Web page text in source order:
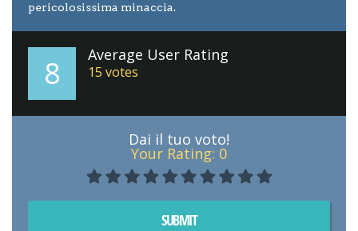
pericolosissima minaccia.
8 Average User Rating
15 votes
Dai il tuo voto!
Your Rating: 0
SUBMIT